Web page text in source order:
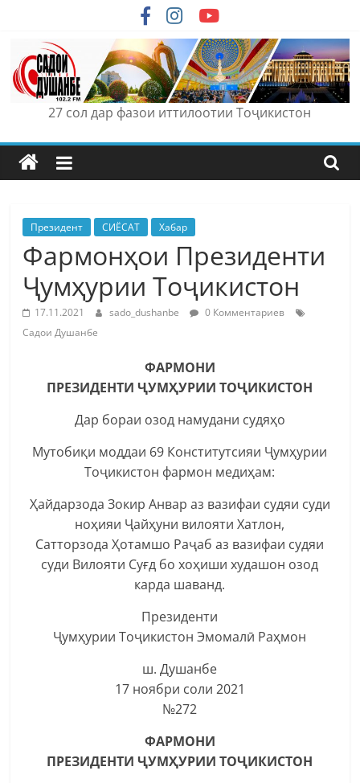
content
27 сол дар фазои иттилоотии Тоҷикистон
Президент СИЁСАТ Хабар
Фармонҳои Президенти
Ҷумҳурии Тоҷикистон
17.11.2021 sado_dushanbe
0 Комментариев
Садои Душанбе
ФАРМОНИ
ПРЕЗИДЕНТИ ҶУМҲУРИИ ТОҶИКИСТОН
Дар бораи озод намудани судяҳо
Мутобиқи моддаи 69 Конститутсияи Ҷумҳурии
Тоҷикистон фармон медиҳам:
Ҳайдарзода Зокир Анвар аз вазифаи судяи суди
ноҳияи Ҷайҳуни вилояти Хатлон,
Сатторзода Ҳотамшо Раҷаб аз вазифаи судяи
суди Вилояти Суғд бо хоҳиши худашон озод
карда шаванд.
Президенти
Ҷумҳурии Тоҷикистон Эмомалӣ Раҳмон
ш. Душанбе
17 ноябри соли 2021
№272
ФАРМОНИ
ПРЕЗИДЕНТИ ҶУМҲУРИИ ТОҶИКИСТОН